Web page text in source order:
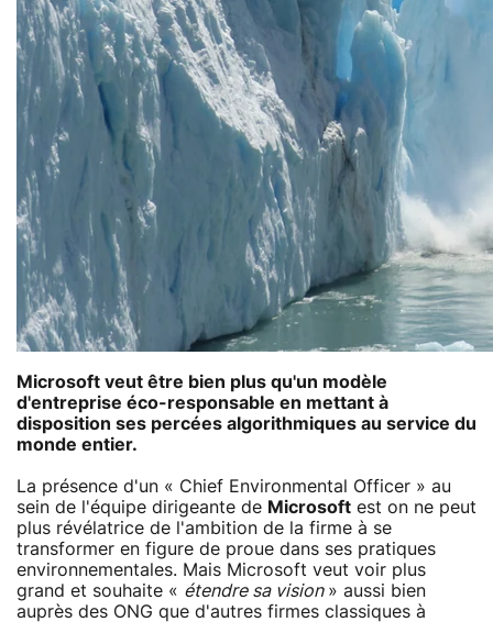
Microsoft veut être bien plus qu'un modèle
d'entreprise éco-responsable en mettant à
disposition ses percées algorithmiques au service du
monde entier.
La présence d'un « Chief Environmental Officer » au
sein de l'équipe dirigeante de Microsoft est on ne peut
plus révélatrice de l'ambition de la firme à se
transformer en figure de proue dans ses pratiques
environnementales. Mais Microsoft veut voir plus
grand et souhaite « étendre sa vision » aussi bien
auprès des ONG que d'autres firmes classiques à